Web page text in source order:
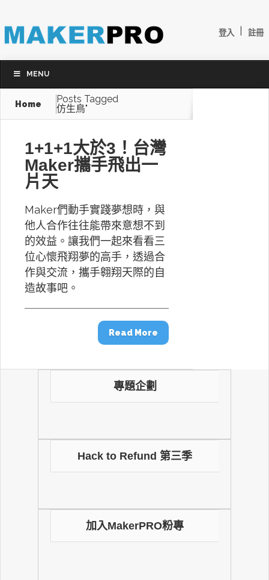
登入 註冊
MENU
Home
Posts Tagged
仿生鳥"
1+1+1大於3！台灣
Maker攜手飛出一
片天
Maker們動手實踐夢想時，與
他人合作往往能帶來意想不到
的效益。讓我們一起來看看三
位心懷飛翔夢的高手，透過合
作與交流，攜手翱翔天際的自
造故事吧。
Read More
專題企劃
Hack to Refund 第三季
加入MakerPRO粉專